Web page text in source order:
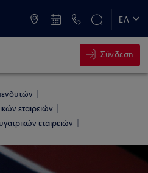
ΕΛ
Σύνδεση
εταιρειών
εταιρειών